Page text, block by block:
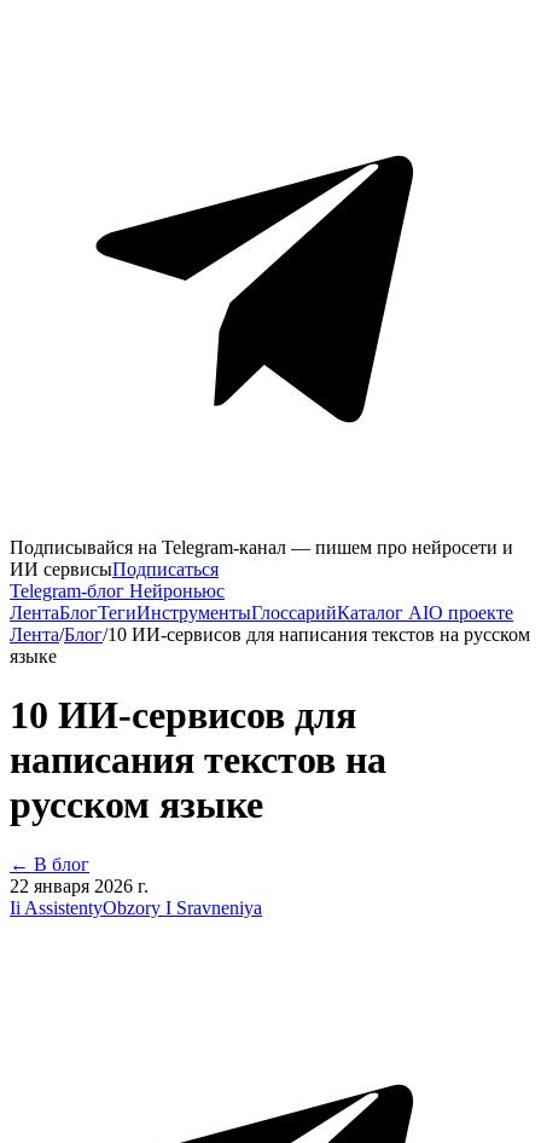
Подписывайся на Telegram-канал — пишем про нейросети и
ИИ сервисыПодписаться
Telegram-блог Нейроньюс
ЛентаБлогТегиИнструментыГлоссарийКаталог AIО проекте
Лента/Блог/10 ИИ-сервисов для написания текстов на русском
языке
10 ИИ-сервисов для
написания текстов на
русском языке
← В блог
22 января 2026 г.
Ii AssistentyObzory I Sravneniya